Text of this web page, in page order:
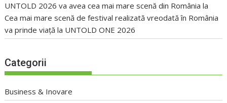
UNTOLD 2026 va avea cea mai mare scenă din România la
Cea mai mare scenă de festival realizată vreodată în România
va prinde viață la UNTOLD ONE 2026
Categorii
Business & Inovare